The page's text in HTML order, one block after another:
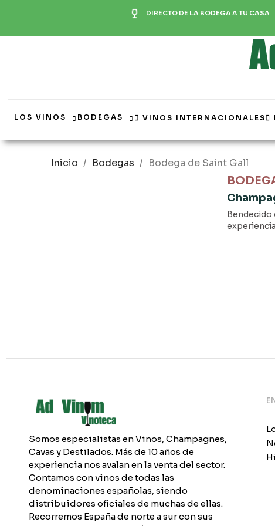
DIRECTO DE LA BODEGA A TU CASA
LOS VINOS BODEGAS VINOS INTERNACIONALES
Inicio Bodegas Bodega de Saint Gall
Bendecido
Somos especialistas en Vinos, Champagnes,
Cavas y Destilados. Más de 10 años de
experiencia nos avalan en la venta del sector.
Contamos con vinos de todas las
denominaciones españolas, siendo
distribuidores oficiales de muchas de ellas.
Recorremos España de norte a sur con sus